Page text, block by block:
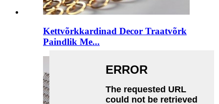
Kettvõrkkardinad Decor Traatvõrk
Paindlik Me...